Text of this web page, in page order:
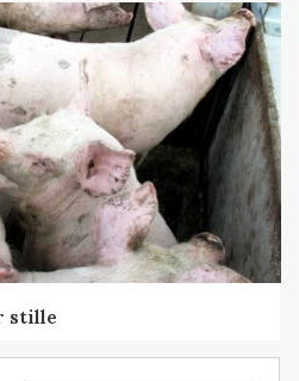
stille